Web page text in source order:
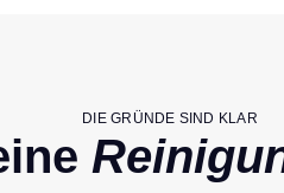
DIE GRÜNDE SIND KLAR